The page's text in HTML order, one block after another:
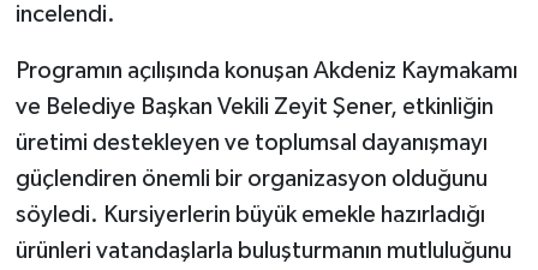
incelendi.
Programın açılışında konuşan Akdeniz Kaymakamı
ve Belediye Başkan Vekili Zeyit Şener, etkinliğin
üretimi destekleyen ve toplumsal dayanışmayı
güçlendiren önemli bir organizasyon olduğunu
söyledi. Kursiyerlerin büyük emekle hazırladığı
ürünleri vatandaşlarla buluşturmanın mutluluğunu